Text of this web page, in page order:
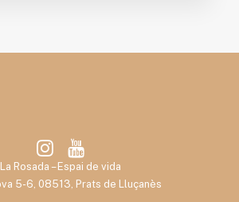
La Rosada – Espai de vida
5-6, 08513, Prats de Lluçanès